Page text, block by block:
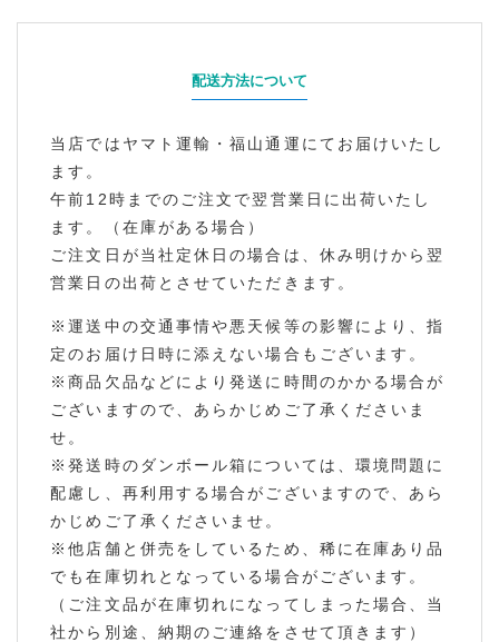
配送方法について
当店ではヤマト運輸・福山通運にてお届けいたし
ます。
午前12時までのご注文で翌営業日に出荷いたし
ます。（在庫がある場合）
ご注文日が当社定休日の場合は、休み明けから翌
営業日の出荷とさせていただきます。
※運送中の交通事情や悪天候等の影響により、指
定のお届け日時に添えない場合もございます。
※商品欠品などにより発送に時間のかかる場合が
ございますので、あらかじめご了承くださいま
せ。
※発送時のダンボール箱については、環境問題に
配慮し、再利用する場合がございますので、あら
かじめご了承くださいませ。
※他店舗と併売をしているため、稀に在庫あり品
でも在庫切れとなっている場合がございます。
（ご注文品が在庫切れになってしまった場合、当
社から別途、納期のご連絡をさせて頂きます）